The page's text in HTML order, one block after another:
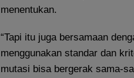
menentukan.
“Tapi itu juga bersamaan
menggunakan standar dan
mutasi bisa bergerak sama-